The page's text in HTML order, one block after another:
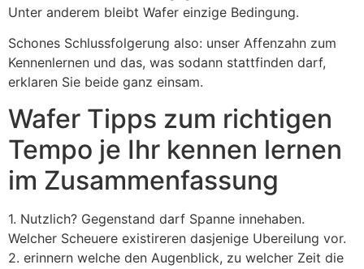
Unter anderem bleibt Wafer einzige Bedingung.
Schones Schlussfolgerung also: unser Affenzahn zum
Kennenlernen und das, was sodann stattfinden darf,
erklaren Sie beide ganz einsam.
Wafer Tipps zum richtigen
Tempo je Ihr kennen lernen
im Zusammenfassung
1. Nutzlich? Gegenstand darf Spanne innehaben.
Welcher Scheuere existireren dasjenige Ubereilung vor.
2. erinnern welche den Augenblick, zu welcher Zeit die